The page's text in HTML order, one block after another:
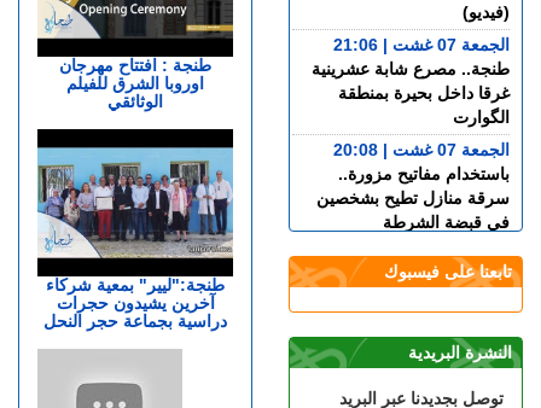
طنجة : افتتاح مهرجان
اوروبا الشرق للفيلم
الوثائقي
طنجة:"ليير" بمعية شركاء
آخرين يشيدون حجرات
دراسية بجماعة حجر النحل
(فيديو)
الجمعة 07 غشت | 21:06
طنجة.. مصرع شابة عشرينية
غرقا داخل بحيرة بمنطقة
الگوارت
الجمعة 07 غشت | 20:08
باستخدام مفاتيح مزورة..
سرقة منازل تطيح بشخصين
في قبضة الشرطة
الجمعة 07 غشت | 18:49
طنجة.. العثور على جثة أربعيني
الجمعة 07 غشت | 17:15
تابعنا على فيسبوك
النشرة البريدية
توصل بجديدنا عبر البريد